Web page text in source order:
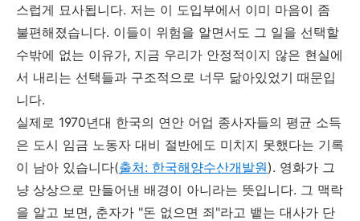
스럽게 묘사됩니다. 저는 이 도입부에서 이미 마음이 좀
불편해졌습니다. 이들이 위험을 알면서도 그 일을 선택할
수밖에 없는 이유가, 지금 우리가 안정적이지 않은 현실에
서 내리는 선택들과 구조적으로 너무 닮아있었기 때문입
니다.
실제로 1970년대 한국의 연안 어업 종사자들의 평균 소득
은 도시 임금 노동자 대비 절반에도 미치지 못했다는 기록
이 남아 있습니다(출처: 한국해양수산개발원). 영화가 그
냥 상상으로 만들어낸 배경이 아니라는 뜻입니다. 그 맥락
을 알고 보면, 춘자가 "돈 없으면 죄"라고 뱉는 대사가 단